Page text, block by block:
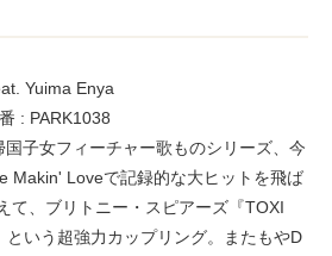
Yuima Enya
: PARK1038
子女フィーチャー歌ものシリーズ、今
Makin' Loveで記録的な大ヒットを飛ば
て、ブリトニー・スピアーズ『TOXI
いう超強力カップリング。またもやD